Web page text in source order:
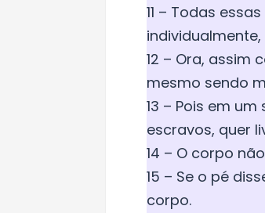
11 – Todas
12 – Ora,
mesmo sendo
13 – Pois em
escravos, quer
14 – O corpo
15 – Se o pé
corpo.